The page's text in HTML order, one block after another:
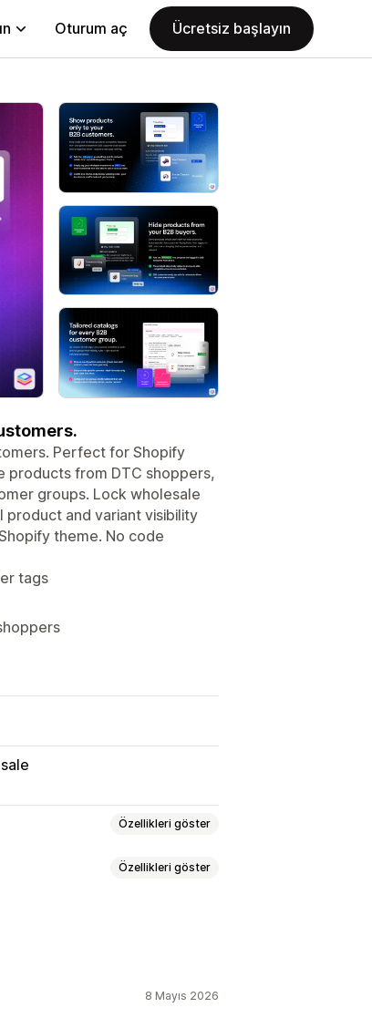
Oturum aç Ücretsiz başlayın
Perfect for Shopify
products from DTC shoppers,
groups. Lock wholesale
and variant visibility
theme. No code
tags
Özellikleri göster
Özellikleri göster
8 Mayıs 2026